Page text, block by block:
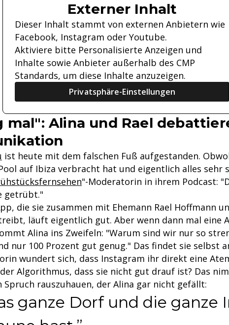
Externer Inhalt
Dieser Inhalt stammt von externen Anbietern wie
Facebook, Instagram oder Youtube.
Aktiviere bitte Personalisierte Anzeigen und
Inhalte sowie Anbieter außerhalb des CMP
Standards, um diese Inhalte anzuzeigen.
Privatsphäre-Einstellungen
mal": Alina und Rael
ist heute mit dem falschen Fuß aufgestanden.
auf Ibiza verbracht hat und eigentlich alles sehr
"-Moderatorin in ihrem Podcast:
getrübt."
die sie zusammen mit Ehemann Rael Hoffmann
läuft eigentlich gut. Aber wenn dann mal eine
Alina ins Zweifeln: "Warum sind wir nur so
nur 100 Prozent gut genug." Das findet sie selbst
wundert sich, dass Instagram ihr direkt eine
Algorithmus, dass sie nicht gut drauf ist? Das
Spruch rauszuhauen, der Alina gar nicht gefällt:
ganze Dorf und die ganze